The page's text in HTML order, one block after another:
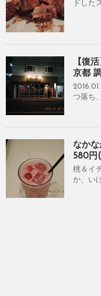
ドした
【復
京都
つ落ち
なか
580円
桃＆イ
か、い